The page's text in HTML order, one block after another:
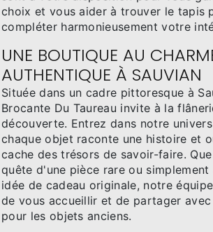
choix et vous aider à trouver le tapis
compléter harmonieusement votre
UNE BOUTIQUE AU
AUTHENTIQUE À SAUVIAN
Située dans un cadre pittoresque à
Brocante Du Taureau invite à la
découverte. Entrez dans notre
chaque objet raconte une histoire et
cache des trésors de savoir-faire.
quête d'une pièce rare ou
idée de cadeau originale, notre
de vous accueillir et de partager
pour les objets anciens.